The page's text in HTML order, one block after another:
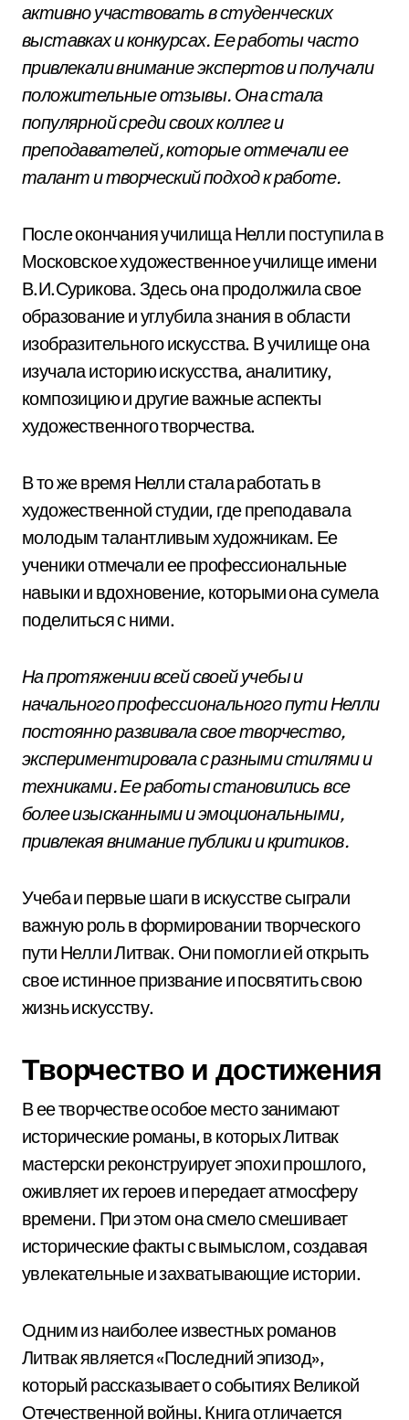
активно участвовать в студенческих
выставках и конкурсах. Ее работы часто
привлекали внимание экспертов и получали
положительные отзывы. Она стала
популярной среди своих коллег и
преподавателей, которые отмечали ее
талант и творческий подход к работе.
После окончания училища Нелли поступила в
Московское художественное училище имени
В.И.Сурикова. Здесь она продолжила свое
образование и углубила знания в области
изобразительного искусства. В училище она
изучала историю искусства, аналитику,
композицию и другие важные аспекты
художественного творчества.
В то же время Нелли стала работать в
художественной студии, где преподавала
молодым талантливым художникам. Ее
ученики отмечали ее профессиональные
навыки и вдохновение, которыми она сумела
поделиться с ними.
На протяжении всей своей учебы и
начального профессионального пути Нелли
постоянно развивала свое творчество,
экспериментировала с разными стилями и
техниками. Ее работы становились все
более изысканными и эмоциональными,
привлекая внимание публики и критиков.
Учеба и первые шаги в искусстве сыграли
важную роль в формировании творческого
пути Нелли Литвак. Они помогли ей открыть
свое истинное призвание и посвятить свою
жизнь искусству.
Творчество и достижения
В ее творчестве особое место занимают
исторические романы, в которых Литвак
мастерски реконструирует эпохи прошлого,
оживляет их героев и передает атмосферу
времени. При этом она смело смешивает
исторические факты с вымыслом, создавая
увлекательные и захватывающие истории.
Одним из наиболее известных романов
Литвак является «Последний эпизод»,
который рассказывает о событиях Великой
Отечественной войны. Книга отличается